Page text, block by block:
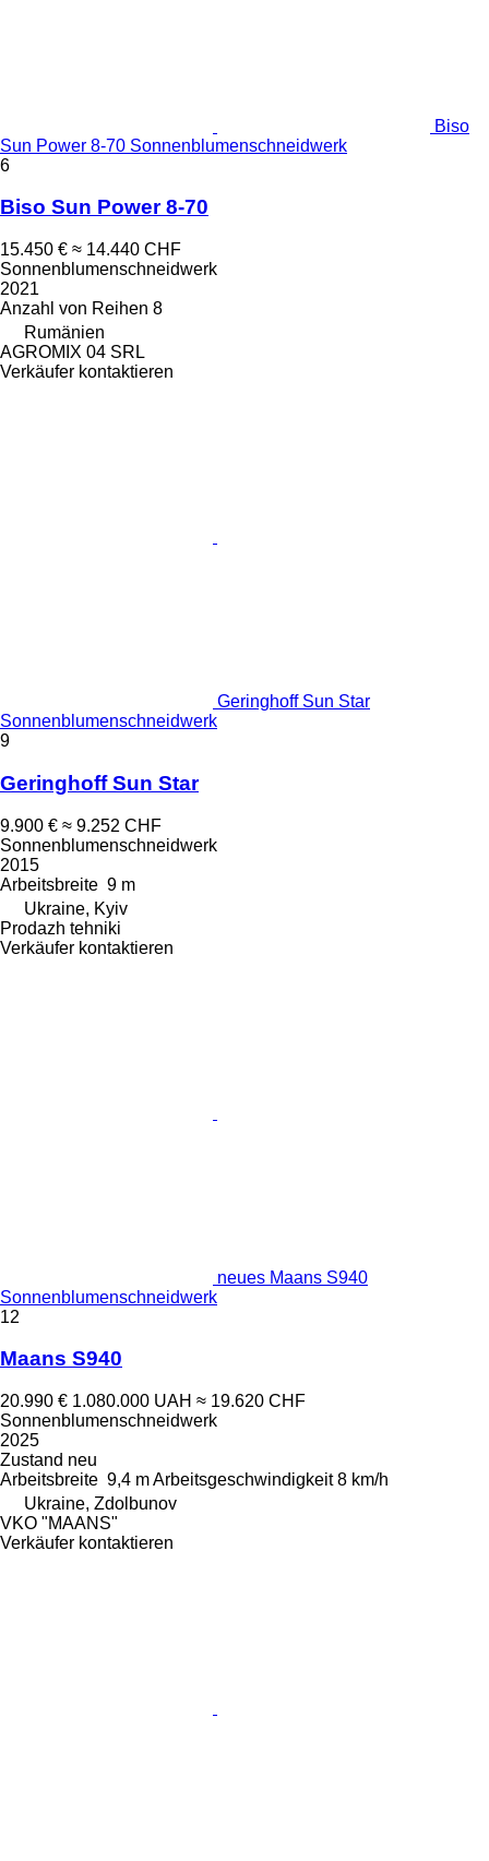
Biso
Sun Power 8-70 Sonnenblumenschneidwerk
6
Biso Sun Power 8-70
15.450 € ≈ 14.440 CHF
Sonnenblumenschneidwerk
2021
Anzahl von Reihen 8
Rumänien
AGROMIX 04 SRL
Verkäufer kontaktieren
Geringhoff Sun Star
Sonnenblumenschneidwerk
9
Geringhoff Sun Star
9.900 € ≈ 9.252 CHF
Sonnenblumenschneidwerk
2015
Arbeitsbreite 9 m
Ukraine, Kyiv
Prodazh tehniki
Verkäufer kontaktieren
neues Maans S940
Sonnenblumenschneidwerk
12
Maans S940
20.990 € 1.080.000 UAH ≈ 19.620 CHF
Sonnenblumenschneidwerk
2025
Zustand neu
Arbeitsbreite 9,4 mArbeitsgeschwindigkeit 8 km/h
Ukraine, Zdolbunov
VKO "MAANS"
Verkäufer kontaktieren